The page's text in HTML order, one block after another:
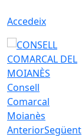
Accedeix
Consell
Comarcal
Moianès
AnteriorSegüent